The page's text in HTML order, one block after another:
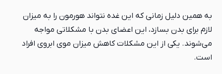
به همین دلیل زمانی که این غده نتواند هورمون را به میزان
لازم برای بدن بسازد، این اعضای بدن با مشکلاتی مواجه
می‌شوند. یکی از این مشکلات کاهش میزان موی ابروی افراد
است.